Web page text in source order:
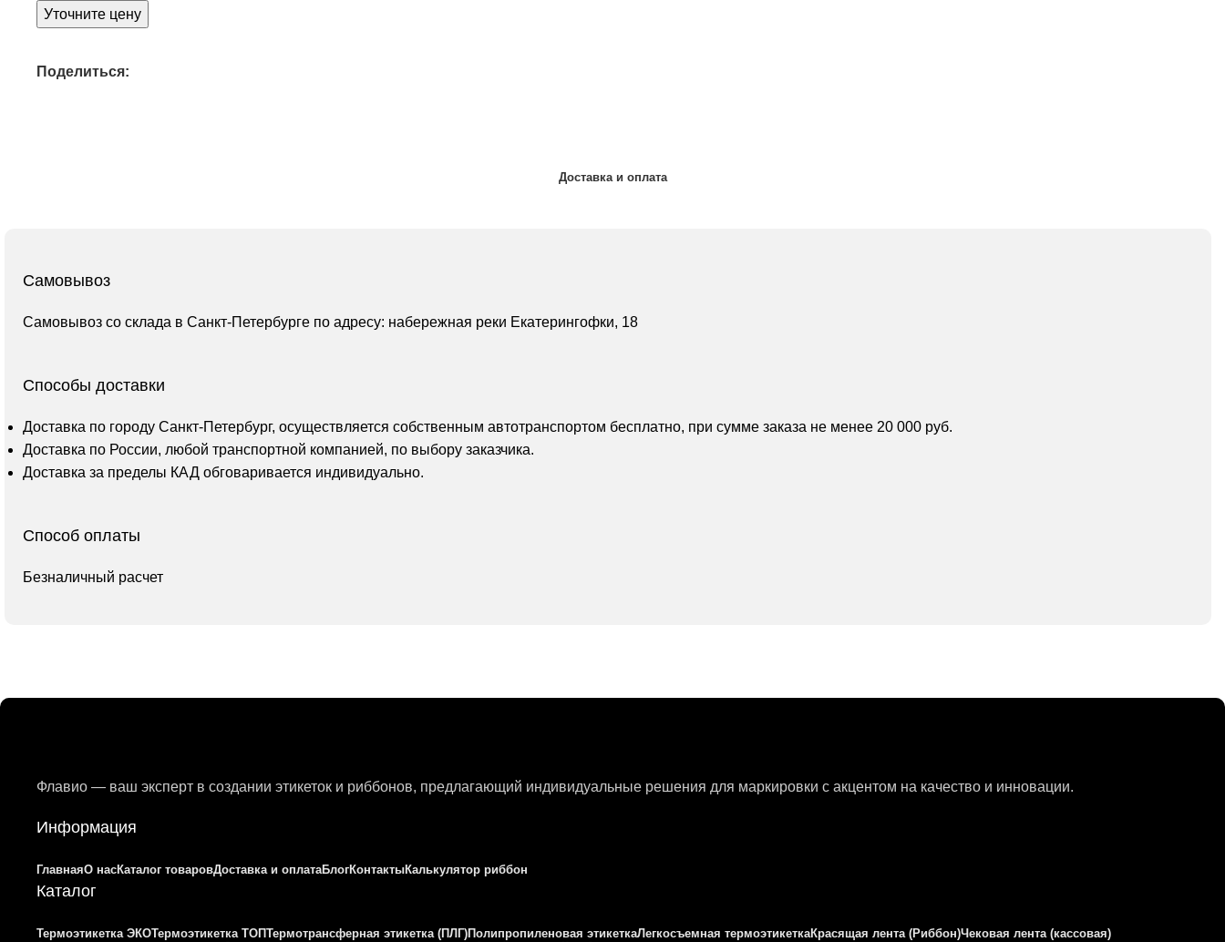
Уточните цену
Поделиться:
Доставка и оплата
Самовывоз
Самовывоз со склада в Санкт-Петербурге по адресу: набережная реки Екатерингофки, 18
Способы доставки
Доставка по городу Санкт-Петербург, осуществляется собственным автотранспортом бесплатно, при сумме заказа не менее 20 000 руб.
Доставка по России, любой транспортной компанией, по выбору заказчика.
Доставка за пределы КАД обговаривается индивидуально.
Способ оплаты
Безналичный расчет
Флавио — ваш эксперт в создании этикеток и риббонов, предлагающий индивидуальные решения для маркировки с акцентом на качество и инновации.
Информация
ГлавнаяО насКаталог товаровДоставка и оплатаБлогКонтактыКалькулятор риббон
Каталог
Термоэтикетка ЭКОТермоэтикетка ТОПТермотрансферная этикетка (ПЛГ)Полипропиленовая этикеткаЛегкосъемная термоэтикеткаКрасящая лента (Риббон)Чековая лента (кассовая)